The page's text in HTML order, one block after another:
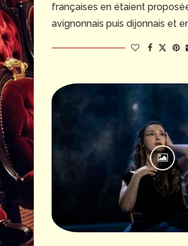
françaises en étaient
avignonnais puis dijonnais et